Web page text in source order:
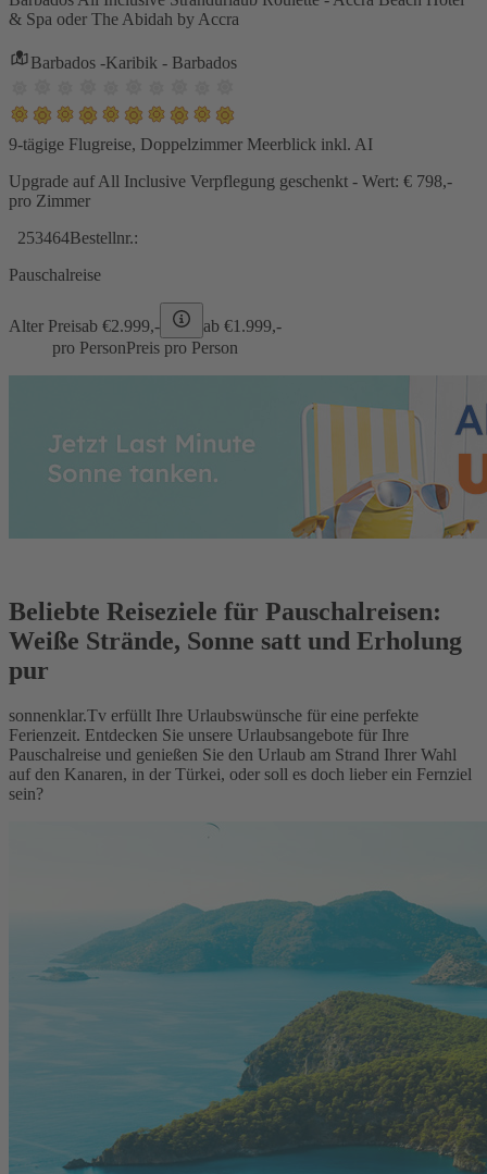
& Spa oder The Abidah by Accra
Barbados -Karibik - Barbados
9-tägige Flugreise, Doppelzimmer Meerblick inkl. AI
Upgrade auf All Inclusive Verpflegung geschenkt - Wert: € 798,-
pro Zimmer
253464Bestellnr.:
Pauschalreise
Alter Preisab €2.999,- ab €1.999,-
pro PersonPreis pro Person
Beliebte Reiseziele für Pauschalreisen:
Weiße Strände, Sonne satt und Erholung
pur
sonnenklar.Tv erfüllt Ihre Urlaubswünsche für eine perfekte
Ferienzeit. Entdecken Sie unsere Urlaubsangebote für Ihre
Pauschalreise und genießen Sie den Urlaub am Strand Ihrer Wahl
auf den Kanaren, in der Türkei, oder soll es doch lieber ein Fernziel
sein?